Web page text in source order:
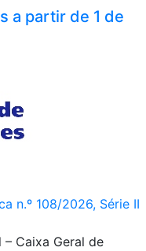
a partir de 1 de
n.º 108/2026, Série II
Caixa Geral de